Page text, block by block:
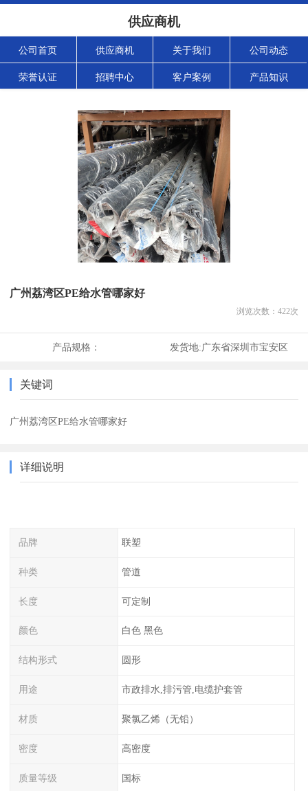
供应商机
公司首页 供应商机 关于我们 公司动态
荣誉认证 招聘中心 客户案例 产品知识
广州荔湾区PE给水管哪家好
浏览次数： 422次
产品规格： 发货地:广东省深圳市宝安区
关键词
广州荔湾区PE给水管哪家好
详细说明
品牌 联塑
种类 管道
长度 可定制
颜色 白色 黑色
结构形式 圆形
用途 市政排水,排污管,电缆护套管
材质 聚氯乙烯（无铅）
密度 高密度
质量等级 国标